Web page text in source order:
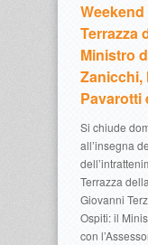
Terrazza
Ministro
Zanicchi,
Pavarotti
Si chiude
all’insegna
Terrazza
Giovanni
Ospiti: il
con